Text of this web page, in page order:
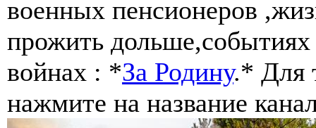
военных пенсионеров
прожить
войнах : *За Родину.* Для
нажмите на название